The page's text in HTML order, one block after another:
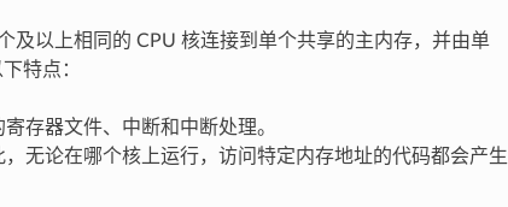
及以上相同的 CPU 核连接到单个共享的主内存，并由单
特点：
存器文件、中断和中断处理。
无论在哪个核上运行，访问特定内存地址的代码都会产生